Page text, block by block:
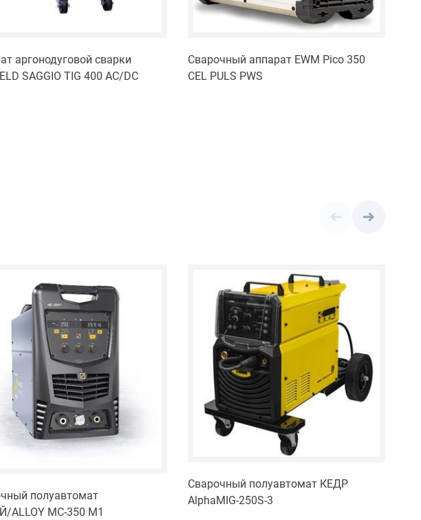
аргонодуговой сварки
SAGGIO TIG 400 AC/DC
Сварочный аппарат EWM Pico 350
CEL PULS PWS
полуавтомат
ALLOY МС-350 М1
Сварочный полуавтомат КЕДР
AlphaMIG-250S-3